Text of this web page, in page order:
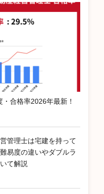
合格率2026年最新！
管理士は宅建を持って
易度の違いやダブルラ
て解説